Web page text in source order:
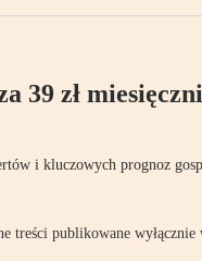
39 zł
i kluczowych prognoz
treści publikowane